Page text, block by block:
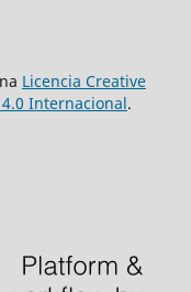
Licencia Creative
Internacional.